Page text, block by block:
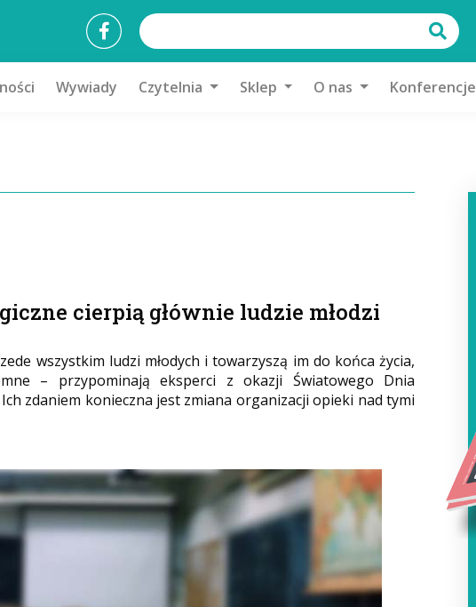
Wywiady Czytelnia Sklep O nas Konferencje
cierpią głównie ludzie młodzi
wszystkim ludzi młodych i towarzyszą im do końca życia,
– przypominają eksperci z okazji Światowego Dnia
zdaniem konieczna jest zmiana organizacji opieki nad tymi